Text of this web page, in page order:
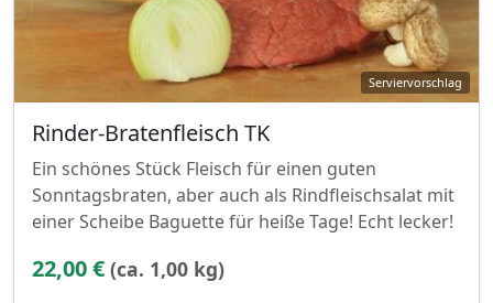
Rinder-Bratenfleisch TK
Ein schönes Stück Fleisch für einen guten
Sonntagsbraten, aber auch als Rindfleischsalat mit
einer Scheibe Baguette für heiße Tage! Echt lecker!
22,00 € (ca. 1,00 kg)